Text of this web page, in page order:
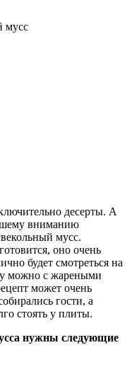
мусс
десерты. А
вниманию
мусс.
оно очень
будет смотреться на
можно с жареными
может очень
гости, а
стоять у плиты.
нужны следующие